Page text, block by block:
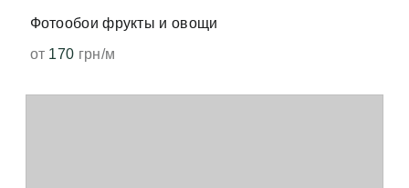
Фотообои фрукты и овощи
от 170 грн/м